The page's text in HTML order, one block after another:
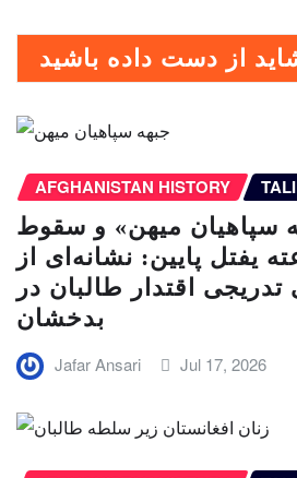
AFGHANISTAN HISTORY
سپاهیان میهن» و سقوط
یفتل پایین: نشانه‌ای از
اقتدار طالبان در
بدخشان
Jafar Ansari Jul 17, 2026